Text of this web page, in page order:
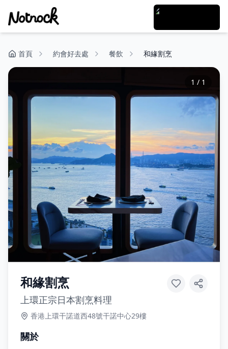
首頁 約會好去處 餐飲 和緣割烹
1 / 1
和緣割烹
上環正宗日本割烹料理
香港上環干諾道西48號干諾中心29樓
關於